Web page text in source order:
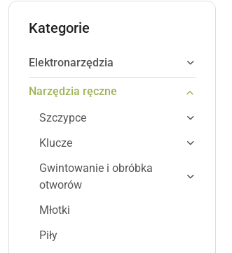
Kategorie
Elektronarzędzia
Narzędzia ręczne
Szczypce
Klucze
Gwintowanie i obróbka
otworów
Młotki
Piły